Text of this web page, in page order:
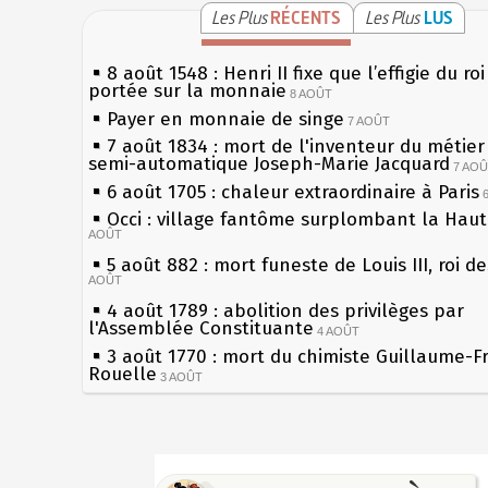
Les PlusRÉCENTS Les Plus LUS
8 août 1548 : Henri II fixe que l’effigie du
portée sur la monnaie 8 AOÛT
Payer en monnaie de singe 7 AOÛT
7 août 1834 : mort de l'inventeur du
semi-automatique Joseph-Marie Jacquard 7
6 août 1705 : chaleur extraordinaire à Paris
Occi : village fantôme surplombant la
AOÛT
5 août 882 : mort funeste de Louis III, roi
AOÛT
4 août 1789 : abolition des privilèges par
l'Assemblée Constituante 4 AOÛT
3 août 1770 : mort du chimiste Guillaume-
Rouelle 3 AOÛT
Musée Jean de La Fontaine : réouverture
les siècles